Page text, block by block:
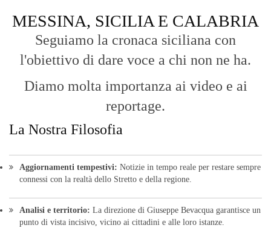
MESSINA, SICILIA E CALABRIA
Seguiamo la cronaca siciliana con
l'obiettivo di dare voce a chi non ne ha.
Diamo molta importanza ai video e ai
reportage.
La Nostra Filosofia
Aggiornamenti tempestivi: Notizie in tempo reale per restare sempre
connessi con la realtà dello Stretto e della regione.
Analisi e territorio: La direzione di Giuseppe Bevacqua garantisce un
punto di vista incisivo, vicino ai cittadini e alle loro istanze.